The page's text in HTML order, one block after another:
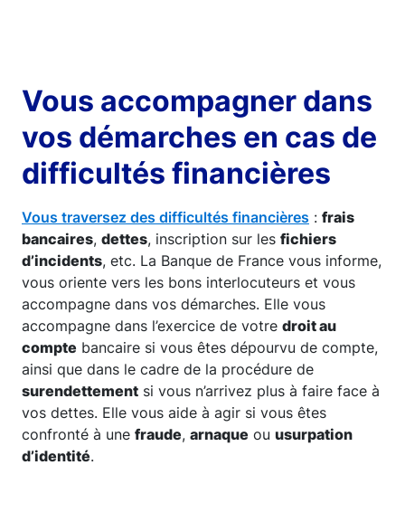
Vous accompagner dans
vos démarches en cas de
difficultés financières
Vous traversez des difficultés financières : frais
bancaires, dettes, inscription sur les fichiers
d’incidents, etc. La Banque de France vous informe,
vous oriente vers les bons interlocuteurs et vous
accompagne dans vos démarches. Elle vous
accompagne dans l’exercice de votre droit au
compte bancaire si vous êtes dépourvu de compte,
ainsi que dans le cadre de la procédure de
surendettement si vous n’arrivez plus à faire face à
vos dettes. Elle vous aide à agir si vous êtes
confronté à une fraude, arnaque ou usurpation
d’identité.